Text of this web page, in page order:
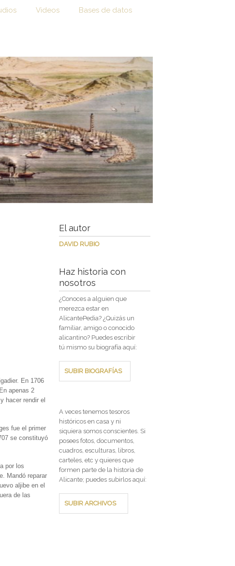
Videos Bases de datos
En 1706
apenas 2
hacer rendir el
fue el primer
se constituyó
por los
Mandó reparar
aljibe en el
de las
El autor
DAVID RUBIO
Haz historia con
nosotros
¿Conoces a alguien que
merezca estar en
AlicantePedia? ¿Quizás un
familiar, amigo o conocido
alicantino? Puedes escribir
tú mismo su biografía aquí:
SUBIR BIOGRAFÍAS
A veces tenemos tesoros
históricos en casa y ni
siquiera somos conscientes. Si
posees fotos, documentos,
cuadros, esculturas, libros,
carteles, etc y quieres que
formen parte de la historia de
Alicante; puedes subirlos aquí:
SUBIR ARCHIVOS